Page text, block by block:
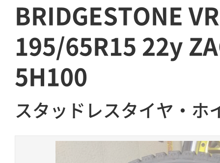
BRIDGESTONE
195/65R15 22y
5H100
スタッドレスタイヤ・ホ